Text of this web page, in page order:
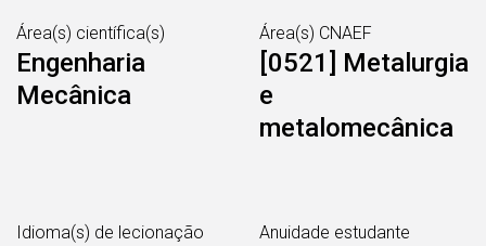
Área(s) científica(s)
Engenharia
Mecânica
Área(s) CNAEF
[0521] Metalurgia
e
metalomecânica
Idioma(s) de lecionação
Anuidade estudante